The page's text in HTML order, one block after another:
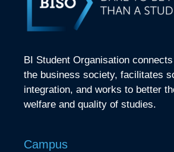
BI Student Organisation
the business society, facilitates
integration, and works to better
welfare and quality of studies.
Campus